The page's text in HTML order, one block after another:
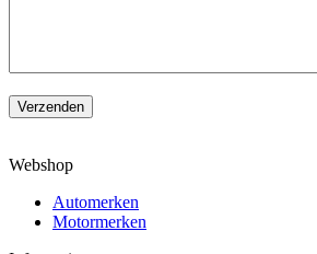
Verzenden
Webshop
Automerken
Motormerken